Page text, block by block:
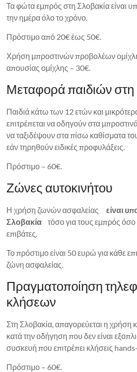
Τα φώτα εμπρός στη Σλοβακία είναι
την ημέρα όλο το χρόνο.
Πρόστιμο από 20€ έως 50€.
Χρήση μπροστινών προβολέων
απουσίας ομίχλης – 30€.
Μεταφορά παιδιών στη
Παιδιά κάτω των 12 ετών και
επιτρέπεται να οδηγούν στα
να ταξιδέψουν στα πίσω καθίσματα
εάν τηρηθούν ειδικές προφυλάξεις.
Πρόστιμο – 60€.
Ζώνες αυτοκινήτου
Η χρήση ζωνών ασφαλείαςείναι
Σλοβακία τόσο για τους εμπρός όσο
επιβάτες.
Το πρόστιμο είναι 50 ευρώ για κάθε
ζώνη ασφαλείας.
Πραγματοποίηση
κλήσεων
Στη Σλοβακία, απαγορεύεται η χρήση
κατά την οδήγηση που δεν είναι
συσκευή που επιτρέπει κλήσεις
Πρόστιμο – 60€.